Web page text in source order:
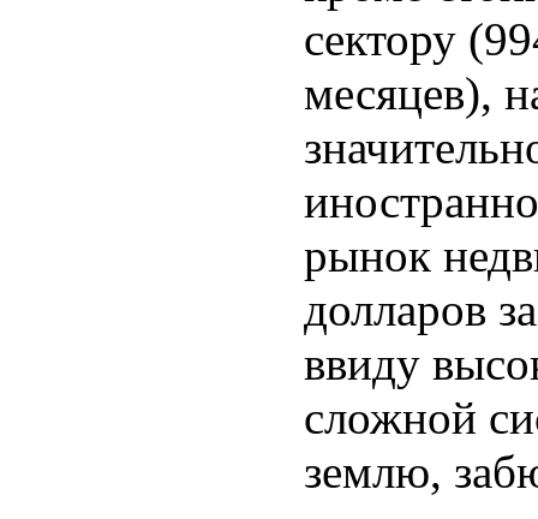
сектору
месяцев),
рынок
долларов
ввиду
сложной
землю,